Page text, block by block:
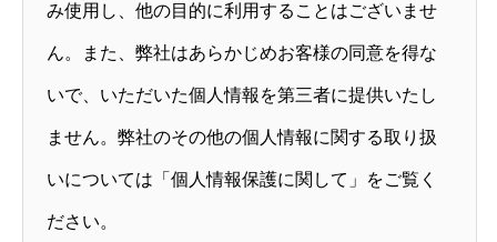
RECRUITMENT
ニュース お問い合わせ ブログ 「SDGs」への取り組み
み使用し、他の目的に利用することはございませ
ん。また、弊社はあらかじめお客様の同意を得な
いで、いただいた個人情報を第三者に提供いたし
ません。弊社のその他の個人情報に関する取り扱
いについては「個人情報保護に関して」をご覧く
ださい。